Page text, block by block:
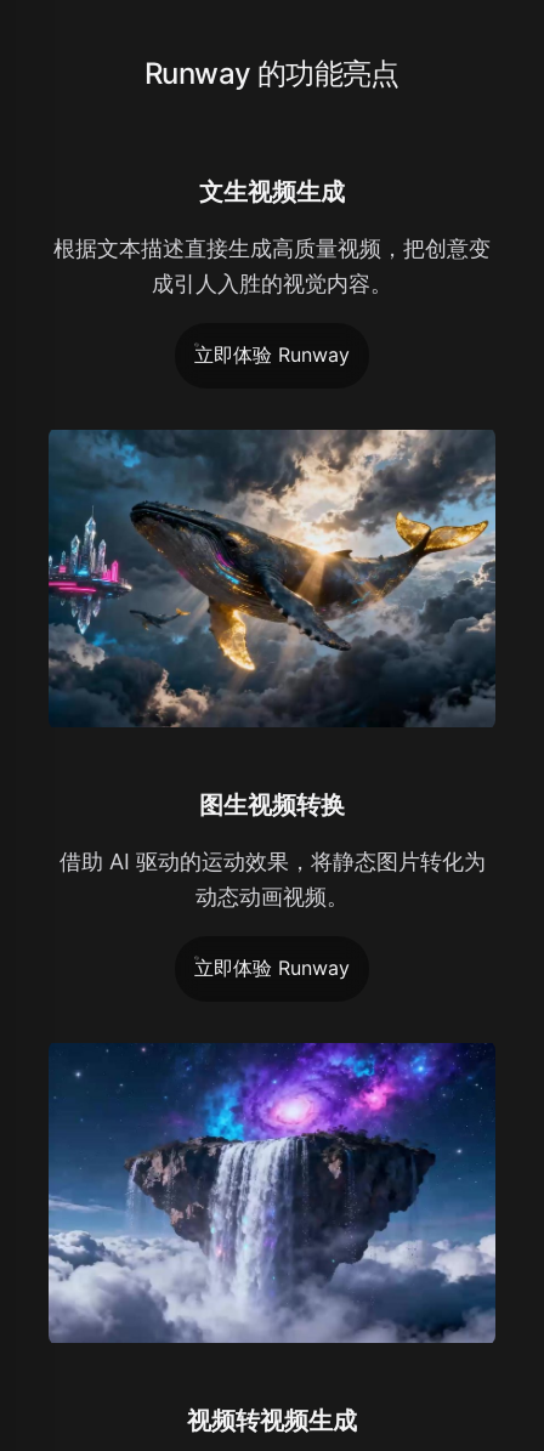
Runway 的功能亮点
文生视频生成
根据文本描述直接生成高质量视频，把创意变
成引人入胜的视觉内容。
立即体验 Runway
图生视频转换
借助 AI 驱动的运动效果，将静态图片转化为
动态动画视频。
立即体验 Runway
视频转视频生成